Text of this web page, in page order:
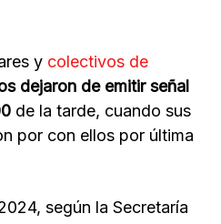
y colectivos de
dejaron de emitir señal
de la tarde, cuando sus
por con ellos por última
según la Secretaría